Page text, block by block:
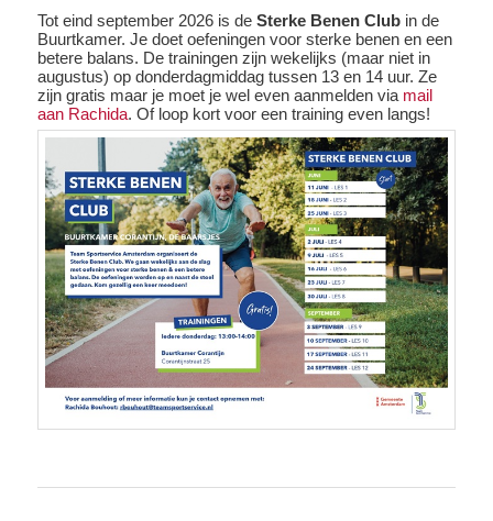
Tot eind september 2026 is deSterke Benen Club in de
Buurtkamer. Je doet oefeningen voor sterke benen en een
betere balans. De trainingen zijn wekelijks (maar niet in
augustus) op donderdagmiddag tussen 13 en 14 uur. Ze
zijn gratis maar je moet je wel even aanmelden via mail
aan Rachida. Of loop kort voor een training even langs!